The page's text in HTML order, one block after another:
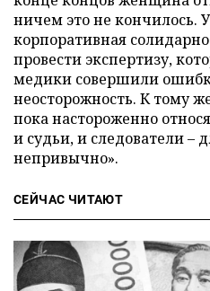
ничем это не кончилось.
корпоративная
провести экспертизу,
медики совершили
неосторожность. К тому
пока настороженно
и судьи, и следователи –
непривычно».
СЕЙЧАС ЧИТАЮТ